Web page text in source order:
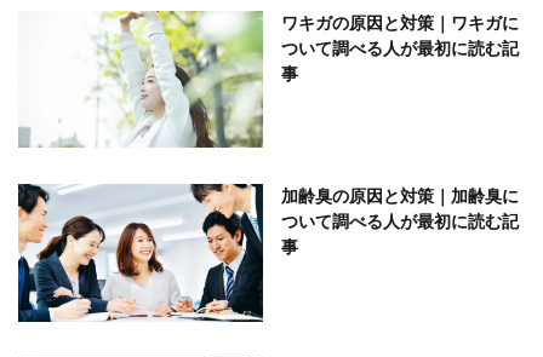
ワキガの原因と対策｜ワキガに
ついて調べる人が最初に読む記
事
加齢臭の原因と対策｜加齢臭に
ついて調べる人が最初に読む記
事